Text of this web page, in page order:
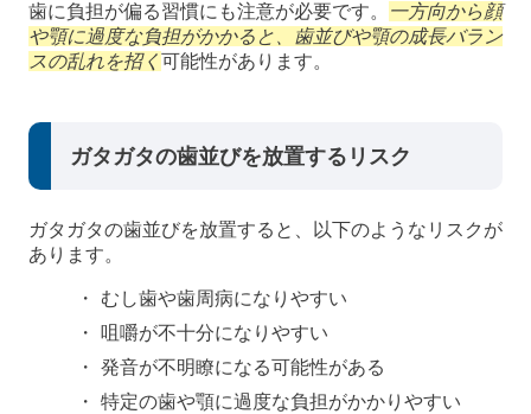
歯に負担が偏る習慣にも注意が必要です。
一方向から顔
や顎に過度な負担がかかると、歯並びや顎の成長バラン
スの乱れを招く可能性があります。
ガタガタの歯並びを放置するリスク
ガタガタの歯並びを放置すると、以下のようなリスクが
あります。
むし歯や歯周病になりやすい
咀嚼が不十分になりやすい
発音が不明瞭になる可能性がある
特定の歯や顎に過度な負担がかかりやすい